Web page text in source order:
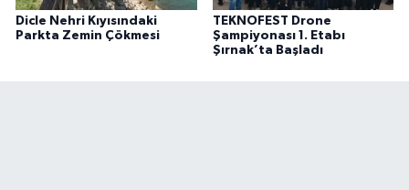
Dicle Nehri Kıyısındaki
Parkta Zemin Çökmesi
TEKNOFEST Drone
Şampiyonası 1. Etabı
Şırnak’ta Başladı